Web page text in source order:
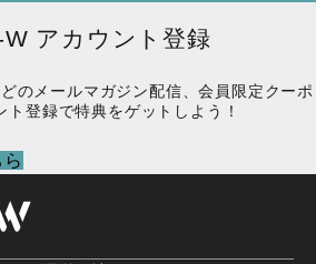
アカウント登録
のメールマガジン配信、会員限定クーポ
ト登録で特典をゲットしよう！